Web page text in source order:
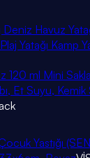
Havuz
Yatağı Kamp
120 ml Mini
Et Suyu,
Yastığı